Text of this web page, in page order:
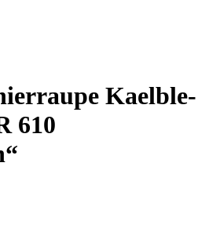
Kaelble-
610